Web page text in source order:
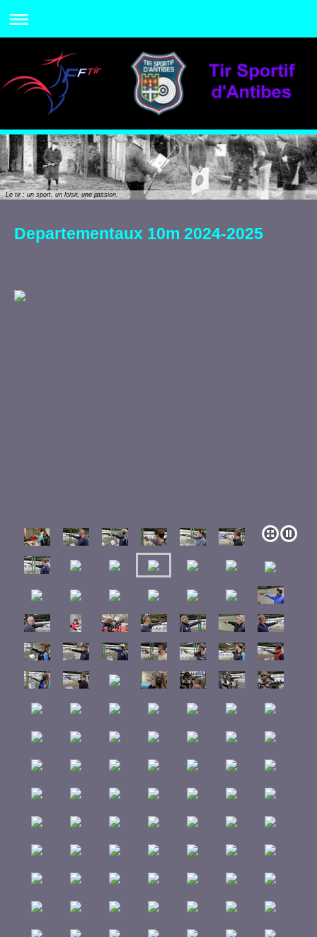
Le tir : un sport, un loisir, une passion.
Departementaux 10m 2024-2025